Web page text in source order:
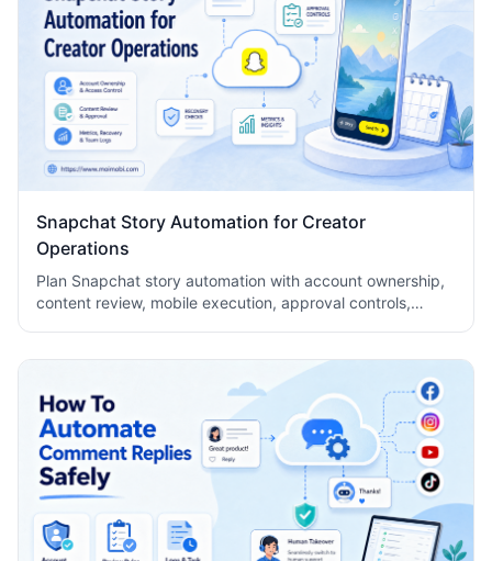
Snapchat Story Automation for Creator
Operations
Plan Snapchat story automation with account ownership,
content review, mobile execution, approval controls,